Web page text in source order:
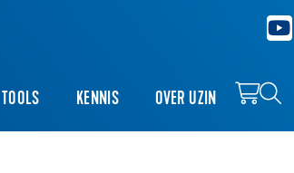
TOOLS KENNIS OVER UZIN